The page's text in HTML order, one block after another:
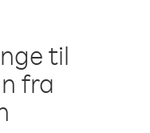
til
fra